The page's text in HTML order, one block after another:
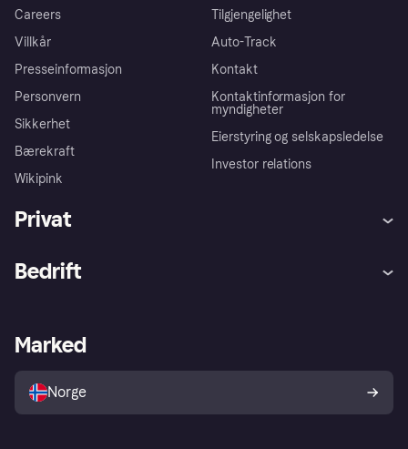
Careers
Villkår
Presseinformasjon
Personvern
Sikkerhet
Bærekraft
Wikipink
Tilgjengelighet
Auto-Track
Kontakt
Kontaktinformasjon for
myndigheter
Eierstyring og selskapsledelse
Investor relations
Privat
Utforsk butikker
Bedrift
Merchant portal
Marked
Norge